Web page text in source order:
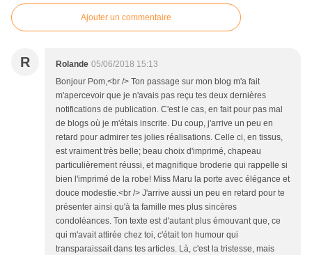
Ajouter un commentaire
R Rolande 05/06/2018 15:13
Bonjour Pom,<br /> Ton passage sur mon blog m'a fait
m'apercevoir que je n'avais pas reçu tes deux dernières
notifications de publication. C'est le cas, en fait pour pas mal
de blogs où je m'étais inscrite. Du coup, j'arrive un peu en
retard pour admirer tes jolies réalisations. Celle ci, en tissus,
est vraiment très belle; beau choix d'imprimé, chapeau
particulièrement réussi, et magnifique broderie qui rappelle si
bien l'imprimé de la robe! Miss Maru la porte avec élégance et
douce modestie.<br /> J'arrive aussi un peu en retard pour te
présenter ainsi qu'à ta famille mes plus sincères
condoléances. Ton texte est d'autant plus émouvant que, ce
qui m'avait attirée chez toi, c'était ton humour qui
transparaissait dans tes articles. Là, c'est la tristesse, mais